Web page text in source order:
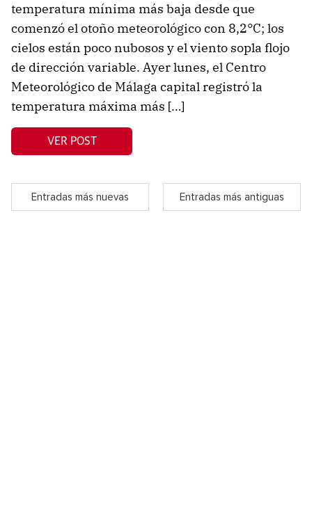
temperatura mínima más baja desde que
comenzó el otoño meteorológico con 8,2°C; los
cielos están poco nubosos y el viento sopla flojo
de dirección variable. Ayer lunes, el Centro
Meteorológico de Málaga capital registró la
temperatura máxima más […]
VER POST
Entradas más nuevas Entradas más antiguas